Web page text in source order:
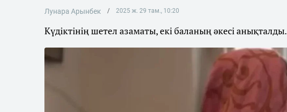
Лунара Арынбек 2025 ж. 29 там., 10:20
Күдіктінің шетел азаматы, екі баланың әкесі анықталды.